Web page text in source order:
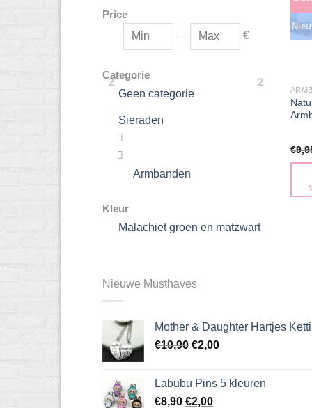
Price
—
€
2 2
Categorie
Geen categorie
Sieraden


Armbanden
Kleur
Malachiet groen en matzwart
€
Nieuwe Musthaves
Mother & Daughter Hartjes
€10,90 Oorspronkelijke
€10,90.
€2,00Huidige
€2,00.
Labubu Pins 5 kleuren
€8,90 Oorspronkelijke
€2,00Huidige